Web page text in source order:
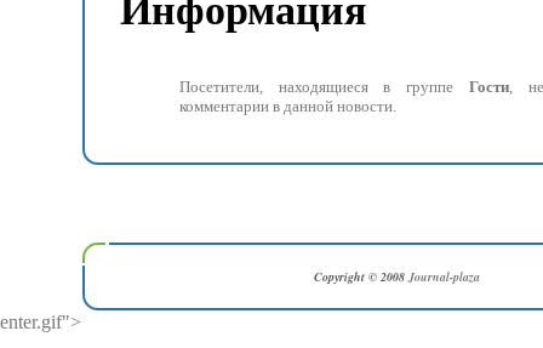
Информация
Посетители, находящиеся в группе Гости, не
комментарии в данной новости.
Copyright © 2008Journal-plaza
enter.gif">